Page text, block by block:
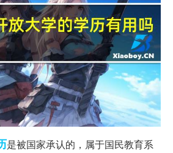
是被国家承认的，属于国民教育系